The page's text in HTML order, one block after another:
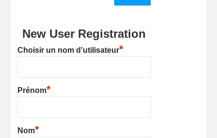
New User Registration
Choisir un nom d'utilisateur*
Prénom*
Nom*